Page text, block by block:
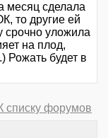
месяц сделала
то другие ей
срочно уложила
на плод,
Рожать будет в
К списку форумов